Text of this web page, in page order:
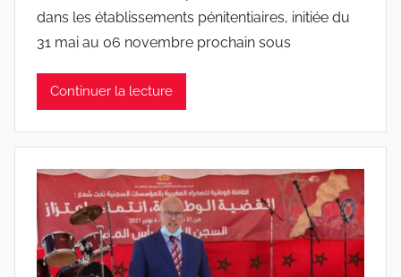
dans les établissements pénitentiaires, initiée du
31 mai au 06 novembre prochain sous
Continuer la lecture